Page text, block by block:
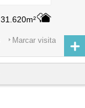
31.620m²
Marcar visita